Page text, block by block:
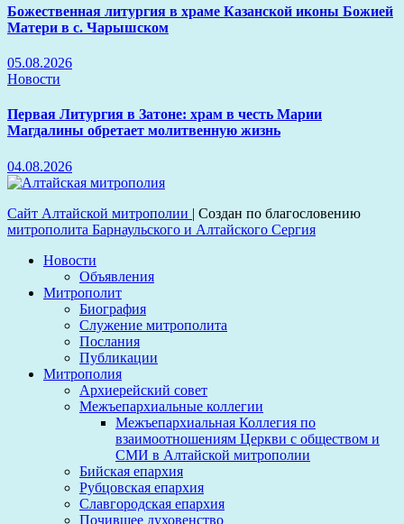
Божественная литургия в храме Казанской иконы Божией
Матери в с. Чарышском
05.08.2026
Новости
Первая Литургия в Затоне: храм в честь Марии
Магдалины обретает молитвенную жизнь
04.08.2026
Сайт Алтайской митрополии | Создан по благословению
митрополита Барнаульского и Алтайского Сергия
Новости
Объявления
Митрополит
Биография
Служение митрополита
Послания
Публикации
Митрополия
Архиерейский совет
Межъепархиальные коллегии
Межъепархиальная Коллегия по
взаимоотношениям Церкви с обществом и
СМИ в Алтайской митрополии
Бийская епархия
Рубцовская епархия
Славгородская епархия
Почившее духовенство